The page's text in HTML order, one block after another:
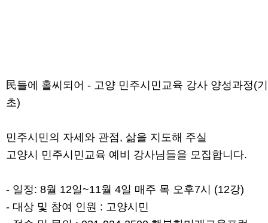
民들에 홀씨되어 - 고양 민주시민교육 강사 양성과정(기
초)
민주시민의 자세와 관점, 삶을 지도해 주실
고양시 민주시민교육 예비 강사님들을 모집합니다.
- 일정: 8월 12일~11월 4일 매주 목 오후7시 (12강)
- 대상 및 참여 인원 : 고양시민